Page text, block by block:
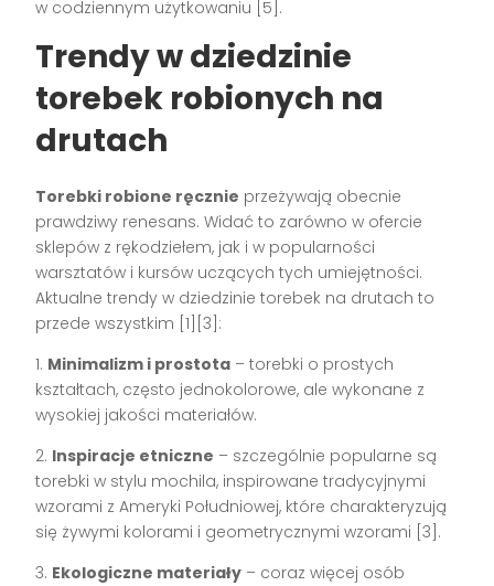
w codziennym użytkowaniu [5].
Trendy w dziedzinie
torebek robionych na
drutach
Torebki robione ręcznie przeżywają obecnie
prawdziwy renesans. Widać to zarówno w ofercie
sklepów z rękodziełem, jak i w popularności
warsztatów i kursów uczących tych umiejętności.
Aktualne trendy w dziedzinie torebek na drutach to
przede wszystkim [1][3]:
1. Minimalizm i prostota – torebki o prostych
kształtach, często jednokolorowe, ale wykonane z
wysokiej jakości materiałów.
2. Inspiracje etniczne – szczególnie popularne są
torebki w stylu mochila, inspirowane tradycyjnymi
wzorami z Ameryki Południowej, które charakteryzują
się żywymi kolorami i geometrycznymi wzorami [3].
3. Ekologiczne materiały – coraz więcej osób